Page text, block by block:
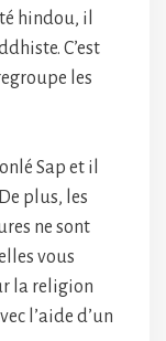
hindou, il
C’est
les
Sap et il
plus, les
ne sont
vous
la religion
l’aide d’un